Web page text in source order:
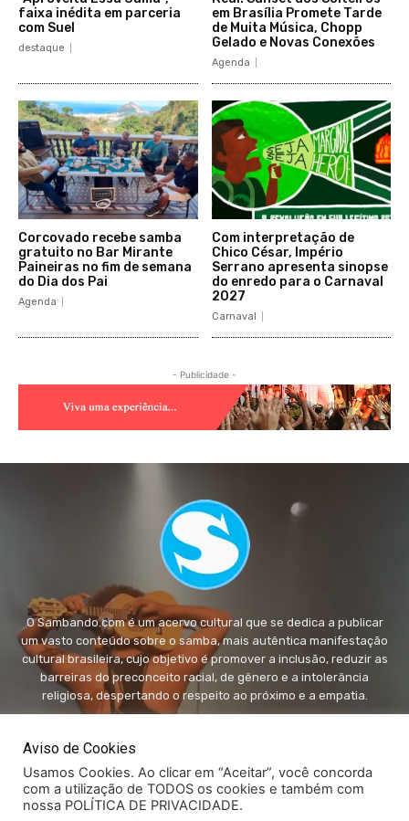
faixa inédita em parceria
com Suel
destaque
em Brasília Promete Tarde
de Muita Música, Chopp
Gelado e Novas Conexões
Agenda
Corcovado recebe samba
gratuito no Bar Mirante
Paineiras no fim de semana
do Dia dos Pai
Agenda
Com interpretação de
Chico César, Império
Serrano apresenta sinopse
do enredo para o Carnaval
2027
Carnaval
- Publicidade -
O Sambando.com é um acervo cultural que se dedica a publicar
um vasto conteúdo sobre o samba, mais autêntica manifestação
cultural brasileira, cujo objetivo é promover a inclusão, reduzir as
barreiras do preconceito racial, de gênero e a intolerância
religiosa, despertando o respeito ao próximo e a empatia.
Aviso de Cookies
Usamos Cookies. Ao clicar em “Aceitar”, você concorda
com a utilização de TODOS os cookies e também com
nossa POLÍTICA DE PRIVACIDADE.